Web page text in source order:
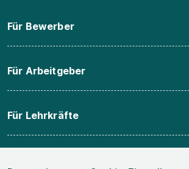
Für Bewerber
Für Arbeitgeber
Für Lehrkräfte